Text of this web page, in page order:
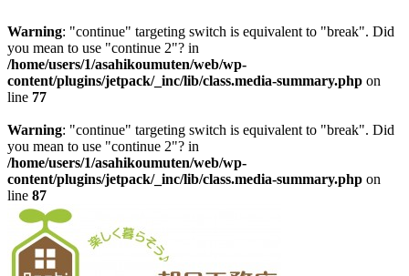
Warning: "continue" targeting switch is equivalent to "break". Did
you mean to use "continue 2"? in
/home/users/1/asahikoumuten/web/wp-
content/plugins/jetpack/_inc/lib/class.media-summary.php on
line 77
Warning: "continue" targeting switch is equivalent to "break". Did
you mean to use "continue 2"? in
/home/users/1/asahikoumuten/web/wp-
content/plugins/jetpack/_inc/lib/class.media-summary.php on
line 87